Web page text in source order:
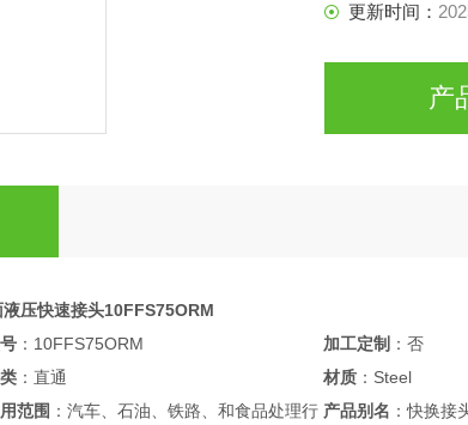
更新时间：
产
压快速接头10FFS75ORM
：10FFS75ORM 加工定制 ：否
：直通 材质 ：Steel
范围 ：汽车、石油、铁路、和食品处理行 产品别名 ：快换接